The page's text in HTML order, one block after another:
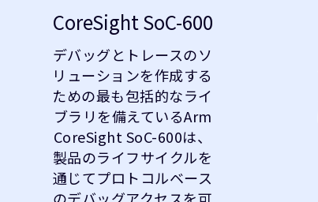
CoreSight SoC-600
デバッグとトレースのソ
リューションを作成する
ための最も包括的なライ
ブラリを備えているArm
CoreSight SoC-600は、
製品のライフサイクルを
通じてプロトコルベース